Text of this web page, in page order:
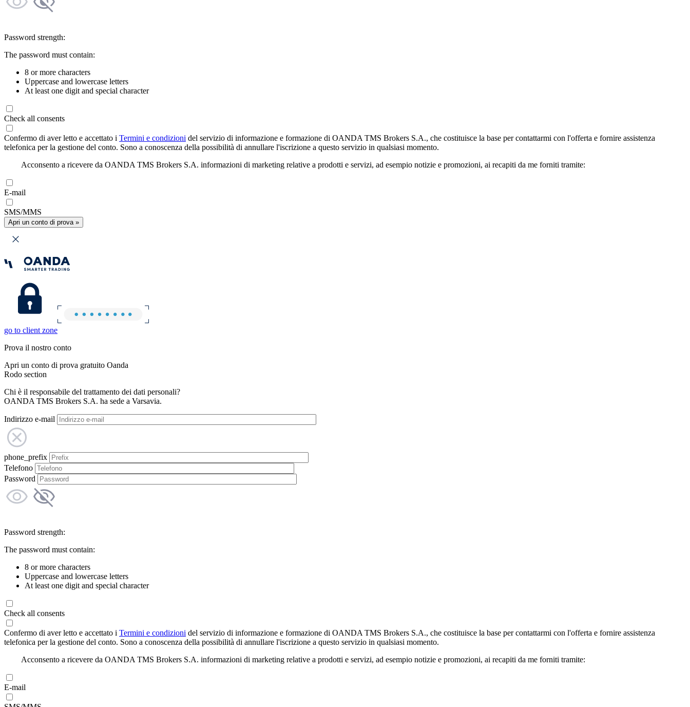
Password strength:
The password must contain:
8 or more characters
Uppercase and lowercase letters
At least one digit and special character
Check all consents
Confermo di aver letto e accettato i Termini e condizioni del servizio di informazione e formazione di OANDA TMS Brokers S.A., che costituisce la base per contattarmi con l'offerta e fornire assistenza
telefonica per la gestione del conto. Sono a conoscenza della possibilità di annullare l'iscrizione a questo servizio in qualsiasi momento.
Acconsento a ricevere da OANDA TMS Brokers S.A. informazioni di marketing relative a prodotti e servizi, ad esempio notizie e promozioni, ai recapiti da me forniti tramite:
E-mail
SMS/MMS
Apri un conto di prova »
go to client zone
Prova il nostro conto
Apri un conto di prova gratuito Oanda
Rodo section
Chi è il responsabile del trattamento dei dati personali?
OANDA TMS Brokers S.A. ha sede a Varsavia.
Indirizzo e-mail
phone_prefix
Telefono
Password
Password strength:
The password must contain:
8 or more characters
Uppercase and lowercase letters
At least one digit and special character
Check all consents
Confermo di aver letto e accettato i Termini e condizioni del servizio di informazione e formazione di OANDA TMS Brokers S.A., che costituisce la base per contattarmi con l'offerta e fornire assistenza
telefonica per la gestione del conto. Sono a conoscenza della possibilità di annullare l'iscrizione a questo servizio in qualsiasi momento.
Acconsento a ricevere da OANDA TMS Brokers S.A. informazioni di marketing relative a prodotti e servizi, ad esempio notizie e promozioni, ai recapiti da me forniti tramite:
E-mail